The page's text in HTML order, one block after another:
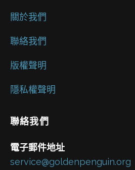
關於我們
聯絡我們
版權聲明
隱私權聲明
聯絡我們
電子郵件地址
service@goldenpenguin.org